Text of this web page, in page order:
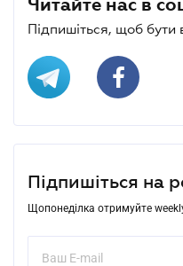
Читайте нас в
Підпишіться, щоб бути
Підпишіться на
Щопонеділка отримуйте